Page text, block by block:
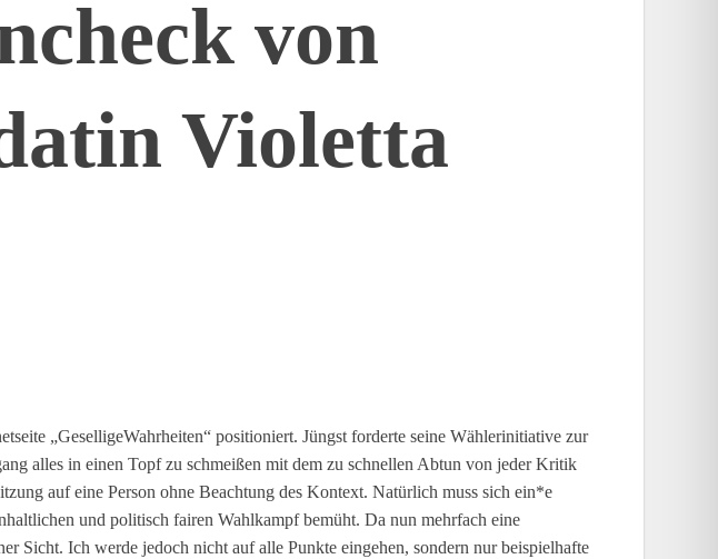
von
Violetta
„GeselligeWahrheiten“ positioniert. Jüngst forderte seine Wählerinitiative zur
alles in einen Topf zu schmeißen mit dem zu schnellen Abtun von jeder Kritik
auf eine Person ohne Beachtung des Kontext. Natürlich muss sich ein*e
und politisch fairen Wahlkampf bemüht. Da nun mehrfach eine
Sicht. Ich werde jedoch nicht auf alle Punkte eingehen, sondern nur beispielhafte